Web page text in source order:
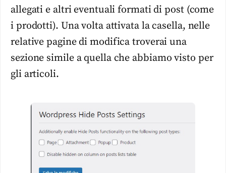
allegati e altri eventuali formati di post (come
i prodotti). Una volta attivata la casella, nelle
relative pagine di modifica troverai una
sezione simile a quella che abbiamo visto per
gli articoli.